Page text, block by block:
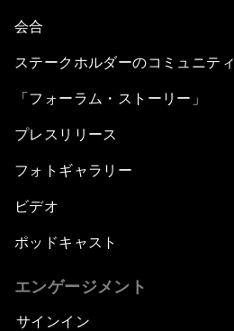
会合
ステークホルダーのコミュニティ
「フォーラム・ストーリー」
プレスリリース
フォトギャラリー
ビデオ
ポッドキャスト
エンゲージメント
サインイン